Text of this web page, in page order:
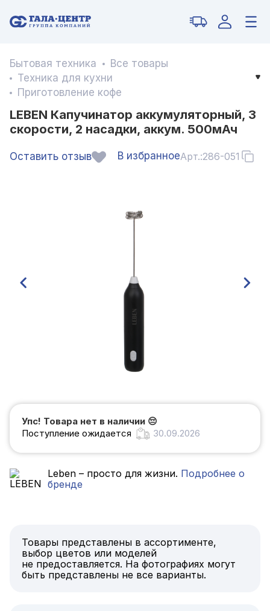
Бытовая техника
Все товары
Техника для кухни
Приготовление кофе
LEBEN Капучинатор аккумуляторный, 3
скорости, 2 насадки, аккум. 500мАч
Оставить отзыв В избранноеАрт.:286-051
Упс! Товара нет в наличии 😔
Поступление ожидается
30.09.2026
Leben – просто для жизни. Подробнее о
бренде
Товары представлены в ассортименте,
выбор цветов или моделей
не предоставляется. На фотографиях могут
быть представлены не все варианты.